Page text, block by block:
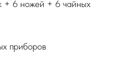
+ 6 ножей + 6 чайных
приборов